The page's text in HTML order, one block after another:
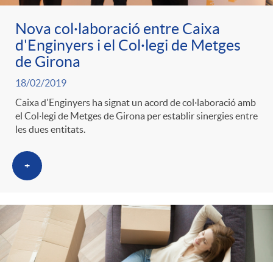
Nova col·laboració entre Caixa
d'Enginyers i el Col·legi de Metges
de Girona
18/02/2019
Caixa d'Enginyers ha signat un acord de col·laboració amb
el Col·legi de Metges de Girona per establir sinergies entre
les dues entitats.
+